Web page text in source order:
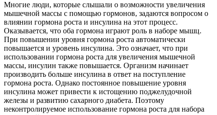
Многие люди, которые слышали о возможности увеличения
мышечной массы с помощью гормонов, задаются вопросом о
влиянии гормона роста и инсулина на этот процесс.
Оказывается, что оба гормона играют роль в наборе мышц.
При повышении уровня гормона роста автоматически
повышается и уровень инсулина. Это означает, что при
использовании гормона роста для увеличения мышечной
массы, инсулин также повышается. Организм начинает
производить больше инсулина в ответ на поступление
гормона роста. Однако постоянное повышение уровня
инсулина может привести к истощению поджелудочной
железы и развитию сахарного диабета. Поэтому
неконтролируемое использование гормона роста для набора